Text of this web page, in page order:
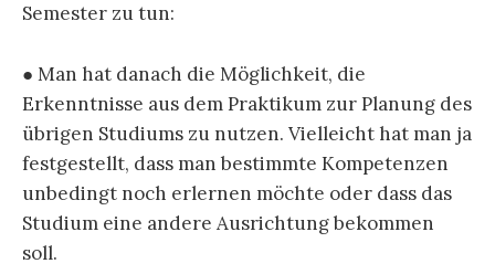
Semester zu tun:
● Man hat danach die Möglichkeit, die
Erkenntnisse aus dem Praktikum zur Planung des
übrigen Studiums zu nutzen. Vielleicht hat man ja
festgestellt, dass man bestimmte Kompetenzen
unbedingt noch erlernen möchte oder dass das
Studium eine andere Ausrichtung bekommen
soll.